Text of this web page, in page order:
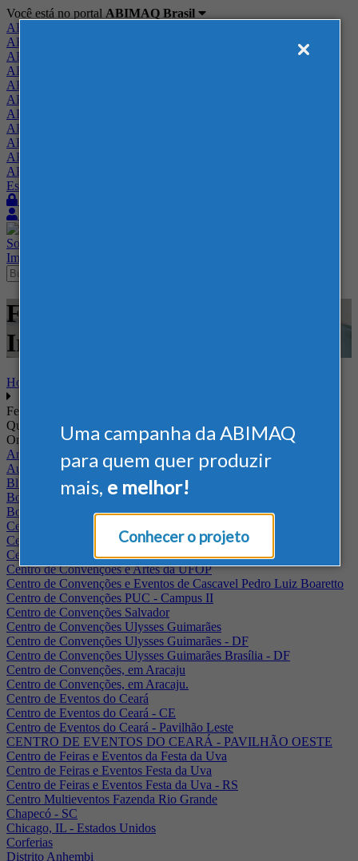
Uma campanha da ABIMAQ
para quem quer produzir
mais, e melhor!
Conhecer o projeto
Você está no portal ABIMAQ Brasil
ABIMAQ Brasil
ABIMAQ Minas Gerais
ABIMAQ Norte-Nordeste
ABIMAQ Paraná
ABIMAQ Piracicaba
ABIMAQ Ribeirão Preto
ABIMAQ Rio de Janeiro
ABIMAQ Rio Grande do Sul
ABIMAQ Santa Catarina
ABIMAQ São Paulo
ABIMAQ Vale do Paraíba
Escritório de Relações Governamentais
Sobre
Imprensa
Feiras - RIOCENTRO - Feira
Internacional - Saneamento
Home
Feiras
Quando
Onde
Arena Jaguariuna
Auditório Albano Franco - FIEPA
Blumenau - SC
BolognaFiere
Boulevard Olimpico - RJ
Centro Internacional de Convenções do Brasil, em Brasília
Centro de Convenções - SE
Centro de Convenções de Pernambuco - PE
Centro de Convenções e Artes da UFOP
Centro de Convenções e Eventos de Cascavel Pedro Luiz Boaretto
Centro de Convenções PUC - Campus II
Centro de Convenções Salvador
Centro de Convenções Ulysses Guimarães
Centro de Convenções Ulysses Guimarães - DF
Centro de Convenções Ulysses Guimarães Brasília - DF
Centro de Convenções, em Aracaju
Centro de Convenções, em Aracaju.
Centro de Eventos do Ceará
Centro de Eventos do Ceará - CE
Centro de Eventos do Ceará - Pavilhão Leste
CENTRO DE EVENTOS DO CEARÁ - PAVILHÃO OESTE
Centro de Feiras e Eventos da Festa da Uva
Centro de Feiras e Eventos Festa da Uva
Centro de Feiras e Eventos Festa da Uva - RS
Centro Multieventos Fazenda Rio Grande
Chapecó - SC
Chicago, IL - Estados Unidos
Corferias
Distrito Anhembi